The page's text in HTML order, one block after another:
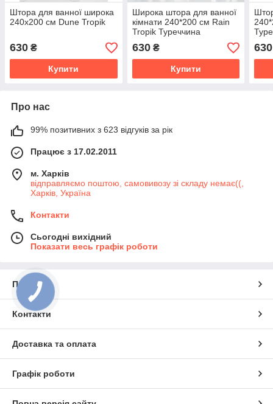
Штора для ванної широка
240x200 см Dune Tropik
630 ₴
Купити
Широка штора для ванної
кімнати 240*200 см Rain
Tropik Туреччина
630₴
Купити
630
Про нас
99% позитивних з 623 відгуків за рік
Працює з 17.02.2011
м. Харків
відправляємо поштою, самовивозу зі складу немає((,
Харків, Україна
Контакти
Сьогодні вихідний
Показати весь графік роботи
Про нас
Контакти
Доставка та оплата
Графік роботи